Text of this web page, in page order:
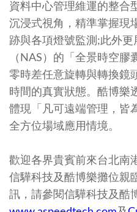
資料中心管理維運的整合
沉浸式視角，精準掌握現
跡與各項燈號監測;此外
（NAS）的「全景時空
零時差任意旋轉與轉換鏡
時間的真實狀態。酷博樂
體現「凡可遠端管理，皆
全方位場域應用情境。
歡迎各界貴賓前來台北南
信驊科技及酷博樂攤位親
訊，請參閱信驊科技及酷